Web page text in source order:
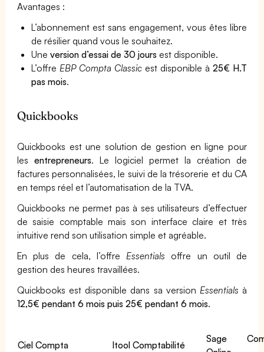
Avantages :
L’abonnement est sans engagement, vous êtes libre
de résilier quand vous le souhaitez.
Uneversion d’essai de 30 jours est disponible.
L’offre EBP Compta Classic est disponible à 25€ H.T
pas mois.
Quickbooks
Quickbooks est une solution de gestion en ligne pour
les entrepreneurs. Le logiciel permet la création de
factures personnalisées, le suivi de la trésorerie et du CA
en temps réel et l’automatisation de la TVA.
Quickbooks ne permet pas à ses utilisateurs d’effectuer
de saisie comptable mais son interface claire et très
intuitive rend son utilisation simple et agréable.
En plus de cela, l’offreEssentials offre un outil de
gestion des heures travaillées.
Quickbooks est disponible dans sa version Essentials à
12,5€ pendant 6 mois puis 25€ pendant 6 mois.
Ciel Compta Itool Comptabilité
Sage